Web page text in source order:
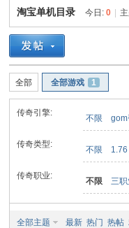
»
淘宝单机目录 今日:0
全部 全部游戏 1
传奇引擎:
不限
传奇类型:
不限 1.76
传奇职业:
不限 三职
全部主题 最新 热门 热帖